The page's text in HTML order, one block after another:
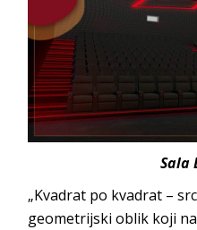
Sala
„Kvadrat po kvadrat –
geometrijski oblik koji